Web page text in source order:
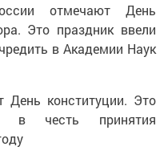
отмечают День
Это праздник ввели
в Академии Наук
День конституции. Это
в честь принятия